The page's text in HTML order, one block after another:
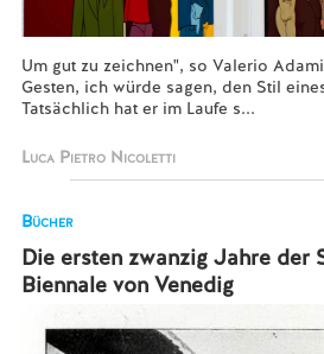
Um gut zu zeichnen", so Valerio
Gesten, ich würde sagen, den Stil
Tatsächlich hat er im Laufe s...
Luca Pietro Nicoletti
Bücher
Die ersten zwanzig Jahre der
Biennale von Venedig